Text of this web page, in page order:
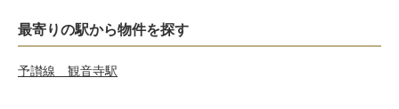
最寄りの駅から物件を探す
予讃線 観音寺駅